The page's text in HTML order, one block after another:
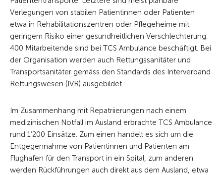
Verlegungen von stabilen Patientinnen oder Patienten
etwa in Rehabilitationszentren oder Pflegeheime mit
geringem Risiko einer gesundheitlichen Verschlechterung.
400 Mitarbeitende sind bei TCS Ambulance beschäftigt. Bei
der Organisation werden auch Rettungssanitäter und
Transportsanitäter gemäss den Standards des Interverband
Rettungswesen (IVR) ausgebildet.
Im Zusammenhang mit Repatriierungen nach einem
medizinischen Notfall im Ausland erbrachte TCS Ambulance
rund 1’200 Einsätze. Zum einen handelt es sich um die
Entgegennahme von Patientinnen und Patienten am
Flughafen für den Transport in ein Spital, zum anderen
werden Rückführungen auch direkt aus dem Ausland, etwa